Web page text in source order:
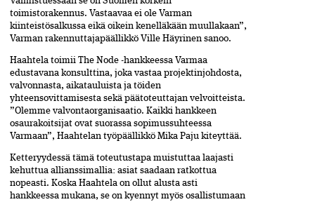
toimistorakennus. Vastaavaa ei ole Varman
kiinteistösalkussa eikä oikein kenelläkään muullakaan”,
Varman rakennuttajapäällikkö Ville Häyrinen sanoo.
Haahtela toimii The Node -hankkeessa Varmaa
edustavana konsulttina, joka vastaa projektinjohdosta,
valvonnasta, aikatauluista ja töiden
yhteensovittamisesta sekä päätoteuttajan velvoitteista.
”Olemme valvontaorganisaatio. Kaikki hankkeen
osaurakoitsijat ovat suorassa sopimussuhteessa
Varmaan”, Haahtelan työpäällikkö Mika Paju kiteyttää.
Ketteryydessä tämä toteutustapa muistuttaa laajasti
kehuttua allianssimallia: asiat saadaan ratkottua
nopeasti. Koska Haahtela on ollut alusta asti
hankkeessa mukana, se on kyennyt myös osallistumaan